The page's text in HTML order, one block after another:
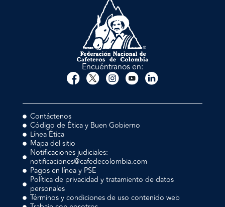
Encuéntranos en:
Contáctenos
Código de Ética y Buen Gobierno
Línea Ética
Mapa del sitio
Notificaciones judiciales:
notificaciones@cafedecolombia.com
Pagos en línea y PSE
Política de privacidad y tratamiento de datos
personales
Términos y condiciones de uso contenido web